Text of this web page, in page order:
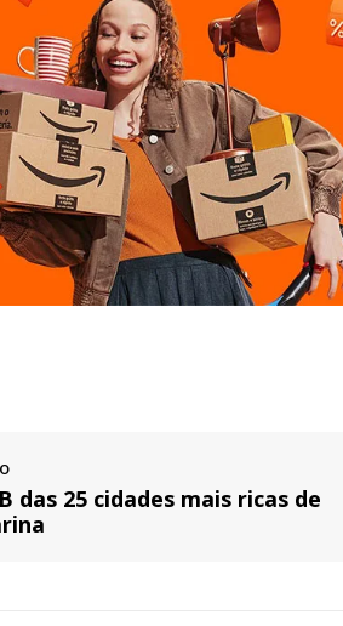
das 25 cidades mais ricas de